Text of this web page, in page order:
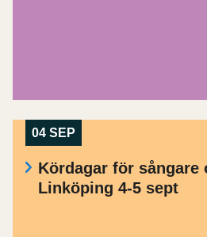
04 SEP
Kördagar för sångare
Linköping 4-5 sept